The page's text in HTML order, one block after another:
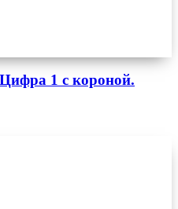
1 с короной.